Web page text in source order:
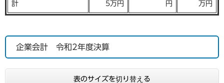
計
5万円
円
万円
企業会計 令和2年度決算
表のサイズを切り替える